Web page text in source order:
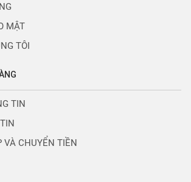
MẬT
TÔI
TIN
VÀ CHUYỂN TIỀN